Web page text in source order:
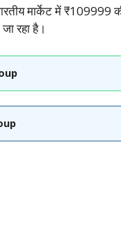
मार्केट में ₹109999
रहा है।